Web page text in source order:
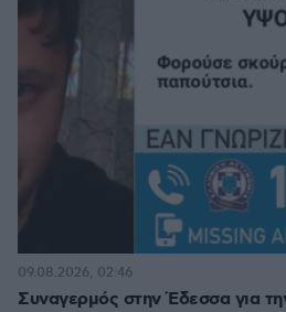
Συναγερμός στην Έδεσσα για
09.08.2026, 02:46